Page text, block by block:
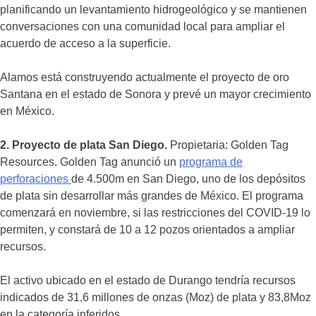
planificando un levantamiento hidrogeológico y se mantienen
conversaciones con una comunidad local para ampliar el
acuerdo de acceso a la superficie.
Alamos está construyendo actualmente el proyecto de oro
Santana en el estado de Sonora y prevé un mayor crecimiento
en México.
2. Proyecto de plata San Diego. Propietaria: Golden Tag
Resources. Golden Tag anunció un programa de
perforaciones de 4.500m en San Diego, uno de los depósitos
de plata sin desarrollar más grandes de México. El programa
comenzará en noviembre, si las restricciones del COVID-19 lo
permiten, y constará de 10 a 12 pozos orientados a ampliar
recursos.
El activo ubicado en el estado de Durango tendría recursos
indicados de 31,6 millones de onzas (Moz) de plata y 83,8Moz